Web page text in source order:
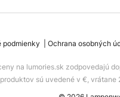
podmienky Ochrana osobných
na lumories.sk zodpovedajú
sú uvedené v €,